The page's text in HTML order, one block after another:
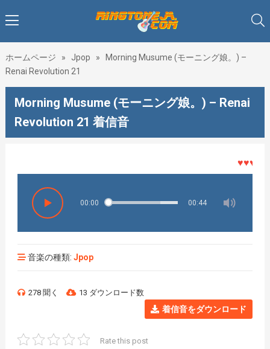
ホームページ » Jpop »
Morning Musume (モーニング娘。) –
Renai Revolution 21
Morning Musume (モーニング娘。) – Renai
Revolution 21 着信音
♥♥♥着メ
00:00 00:44
音楽の種類: Jpop
278 聞く 13 ダウンロード数
着信音をダウンロード
Rate this post